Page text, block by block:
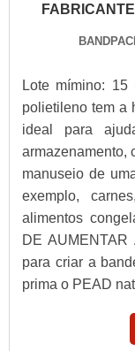
Lote mímino: 15
polietileno tem a
ideal para
armazenamento,
manuseio de
exemplo,
alimentos
DE AUMENTAR
para criar a
prima o PEAD